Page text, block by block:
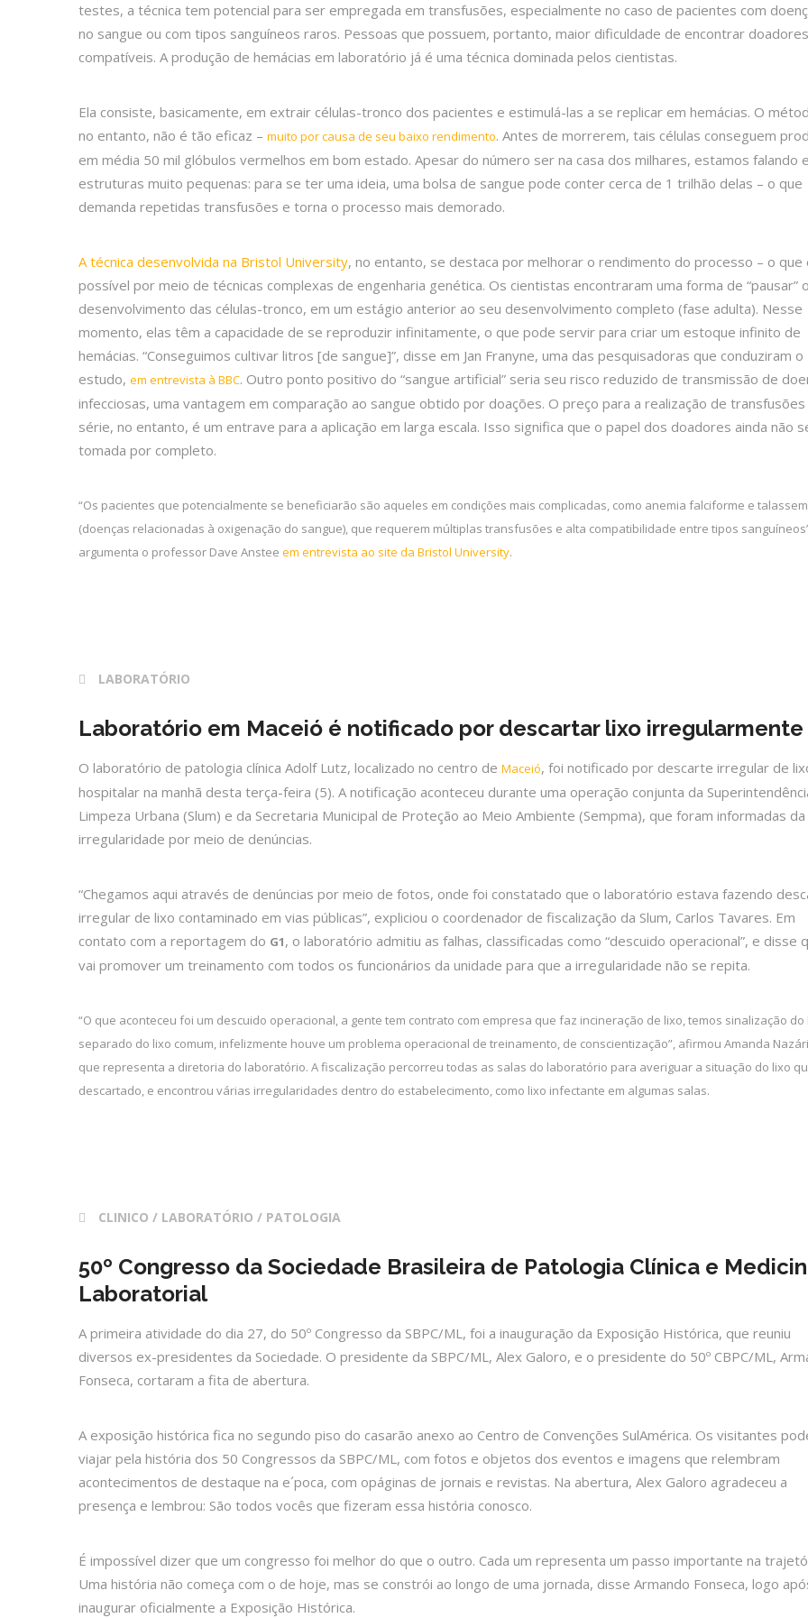
testes, a técnica tem potencial para ser empregada em transfusões, especialmente no caso de pacientes com
no sangue ou com tipos sanguíneos raros. Pessoas que possuem, portanto, maior dificuldade de encontrar doadores
compatíveis. A produção de hemácias em laboratório já é uma técnica dominada pelos cientistas.
Ela consiste, basicamente, em extrair células-tronco dos pacientes e estimulá-las a se replicar em hemácias. O
no entanto, não é tão eficaz – muito por causa de seu baixo rendimento. Antes de morrerem, tais células conseguem
em média 50 mil glóbulos vermelhos em bom estado. Apesar do número ser na casa dos milhares, estamos falando
estruturas muito pequenas: para se ter uma ideia, uma bolsa de sangue pode conter cerca de 1 trilhão delas – o que
demanda repetidas transfusões e torna o processo mais demorado.
A técnica desenvolvida na Bristol University, no entanto, se destaca por melhorar o rendimento do processo – o que
possível por meio de técnicas complexas de engenharia genética. Os cientistas encontraram uma forma de “pausar” o
desenvolvimento das células-tronco, em um estágio anterior ao seu desenvolvimento completo (fase adulta). Nesse
momento, elas têm a capacidade de se reproduzir infinitamente, o que pode servir para criar um estoque infinito de
hemácias. “Conseguimos cultivar litros [de sangue]”, disse em Jan Franyne, uma das pesquisadoras que conduziram o
estudo, em entrevista à BBC. Outro ponto positivo do “sangue artificial” seria seu risco reduzido de transmissão de
infecciosas, uma vantagem em comparação ao sangue obtido por doações. O preço para a realização de transfusões
série, no entanto, é um entrave para a aplicação em larga escala. Isso significa que o papel dos doadores ainda não
tomada por completo.
“Os pacientes que potencialmente se beneficiarão são aqueles em condições mais complicadas, como anemia falciforme e
(doenças relacionadas à oxigenação do sangue), que requerem múltiplas transfusões e alta compatibilidade entre tipos
argumenta o professor Dave Anstee em entrevista ao site da Bristol University.
LABORATÓRIO
Laboratório em Maceió é notificado por descartar lixo irregularmente
O laboratório de patologia clínica Adolf Lutz, localizado no centro de Maceió, foi notificado por descarte irregular de
hospitalar na manhã desta terça-feira (5). A notificação aconteceu durante uma operação conjunta da
Limpeza Urbana (Slum) e da Secretaria Municipal de Proteção ao Meio Ambiente (Sempma), que foram informadas da
irregularidade por meio de denúncias.
“Chegamos aqui através de denúncias por meio de fotos, onde foi constatado que o laboratório estava fazendo
irregular de lixo contaminado em vias públicas”, expliciou o coordenador de fiscalização da Slum, Carlos Tavares. Em
contato com a reportagem do G1, o laboratório admitiu as falhas, classificadas como “descuido operacional”, e disse
vai promover um treinamento com todos os funcionários da unidade para que a irregularidade não se repita.
“O que aconteceu foi um descuido operacional, a gente tem contrato com empresa que faz incineração de lixo, temos sinalização do
separado do lixo comum, infelizmente houve um problema operacional de treinamento, de conscientização”, afirmou Amanda
que representa a diretoria do laboratório. A fiscalização percorreu todas as salas do laboratório para averiguar a situação do lixo
descartado, e encontrou várias irregularidades dentro do estabelecimento, como lixo infectante em algumas salas.
CLINICO / LABORATÓRIO / PATOLOGIA
50º Congresso da Sociedade Brasileira de Patologia Clínica e
Laboratorial
A primeira atividade do dia 27, do 50º Congresso da SBPC/ML, foi a inauguração da Exposição Histórica, que reuniu
diversos ex-presidentes da Sociedade. O presidente da SBPC/ML, Alex Galoro, e o presidente do 50º CBPC/ML,
Fonseca, cortaram a fita de abertura.
A exposição histórica fica no segundo piso do casarão anexo ao Centro de Convenções SulAmérica. Os visitantes
viajar pela história dos 50 Congressos da SBPC/ML, com fotos e objetos dos eventos e imagens que relembram
acontecimentos de destaque na e´poca, com opáginas de jornais e revistas. Na abertura, Alex Galoro agradeceu a
presença e lembrou: São todos vocês que fizeram essa história conosco.
É impossível dizer que um congresso foi melhor do que o outro. Cada um representa um passo importante na
Uma história não começa com o de hoje, mas se constrói ao longo de uma jornada, disse Armando Fonseca, logo
inaugurar oficialmente a Exposição Histórica.